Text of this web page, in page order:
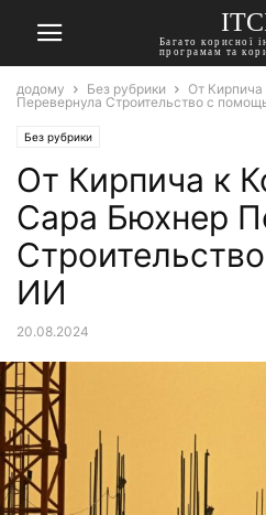
Багато корисної
програмам та
додому Без рубрики
От
Перевернула Строительство с
Без рубрики
От Кирпича к
Сара Бюхнер
ИИ
20.08.2024